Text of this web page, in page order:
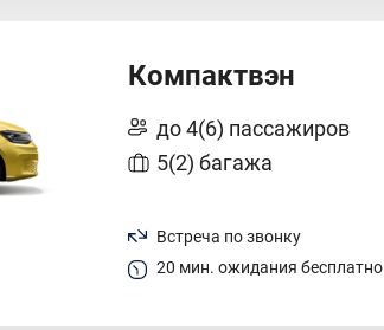
Компактвэн
до 4(6) пассажиров
5(2) багажа
Встреча по звонку
20 мин. ожидания бесплатно